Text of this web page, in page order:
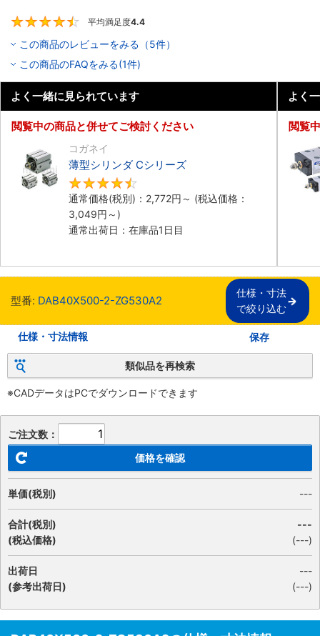
平均満足度4.4
この商品のレビューをみる（5件）
この商品のFAQをみる(1件)
よく一緒に見られています
閲覧中の商品と併せてご検討ください
コガネイ
薄型シリンダ Cシリーズ
通常価格(税別)： 2,772円 ～ (税込価格：
3,049円 ～)
通常出荷日：在庫品1日目
よく
閲覧
型番: DAB40X500-2-ZG530A2
仕様・寸法
で絞り込む
仕様・寸法情報 保存
類似品を再検索
※CADデータはPCでダウンロードできます
ご注文数：
価格を確認
単価(税別) ---
合計(税別)
(税込価格)
---
(---)
出荷日
(参考出荷日)
---
(---)